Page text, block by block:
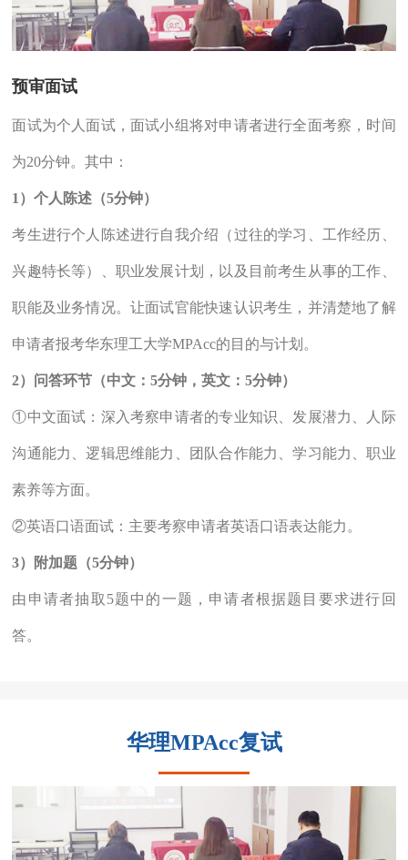
预审面试
面试为个人面试，面试小组将对申请者进行全面考察，时间
为20分钟。其中：
1）个人陈述（5分钟）
考生进行个人陈述进行自我介绍（过往的学习、工作经历、
兴趣特长等）、职业发展计划，以及目前考生从事的工作、
职能及业务情况。让面试官能快速认识考生，并清楚地了解
申请者报考华东理工大学MPAcc的目的与计划。
2）问答环节（中文：5分钟，英文：5分钟）
①中文面试：深入考察申请者的专业知识、发展潜力、人际
沟通能力、逻辑思维能力、团队合作能力、学习能力、职业
素养等方面。
②英语口语面试：主要考察申请者英语口语表达能力。
3）附加题（5分钟）
由申请者抽取5题中的一题，申请者根据题目要求进行回
答。
华理MPAcc复试